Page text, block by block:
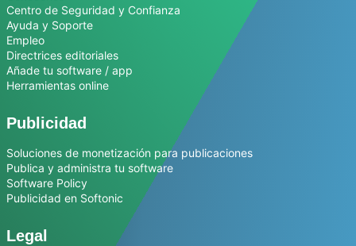
Centro de Seguridad y Confianza
Ayuda y Soporte
Empleo
Directrices editoriales
Añade tu software / app
Herramientas online
Publicidad
Soluciones de monetización para publicaciones
Publica y administra tu software
Software Policy
Publicidad en Softonic
Legal